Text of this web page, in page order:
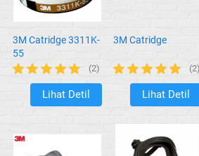
3M Catridge 3311K-
55
(2)
`
Lihat Detil
3M Catridge
(2)
`
Lihat Detil